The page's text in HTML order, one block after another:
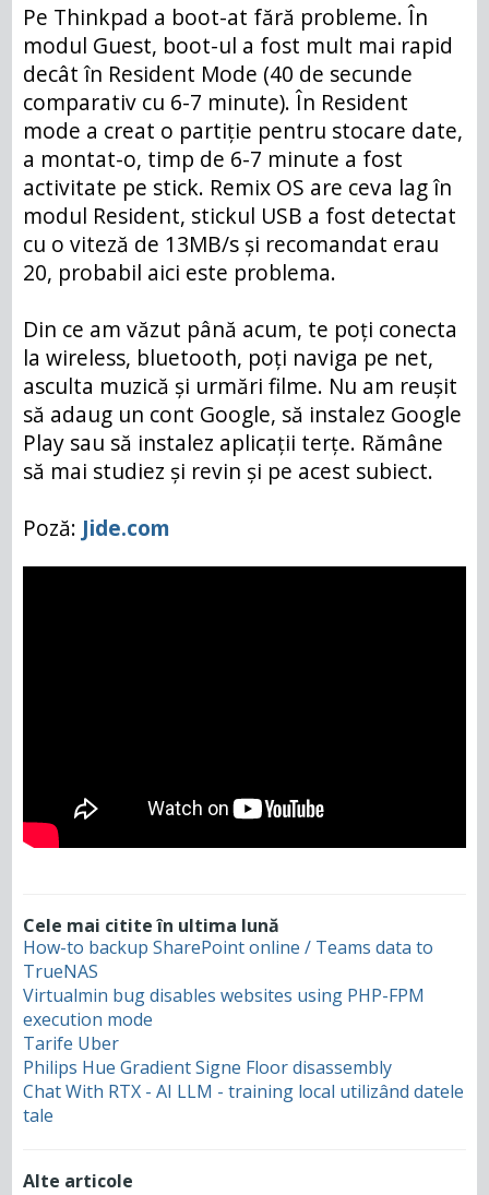
Pe Thinkpad a boot-at fără probleme. În
modul Guest, boot-ul a fost mult mai rapid
decât în Resident Mode (40 de secunde
comparativ cu 6-7 minute). În Resident
mode a creat o partiție pentru stocare date,
a montat-o, timp de 6-7 minute a fost
activitate pe stick. Remix OS are ceva lag în
modul Resident, stickul USB a fost detectat
cu o viteză de 13MB/s și recomandat erau
20, probabil aici este problema.
Din ce am văzut până acum, te poți conecta
la wireless, bluetooth, poți naviga pe net,
asculta muzică și urmări filme. Nu am reușit
să adaug un cont Google, să instalez Google
Play sau să instalez aplicații terțe. Rămâne
să mai studiez și revin și pe acest subiect.
Poză: Jide.com
Cele mai citite în ultima lună
How-to backup SharePoint online / Teams data to
TrueNAS
Virtualmin bug disables websites using PHP-FPM
execution mode
Tarife Uber
Philips Hue Gradient Signe Floor disassembly
Chat With RTX - AI LLM - training local utilizând datele
tale
Alte articole